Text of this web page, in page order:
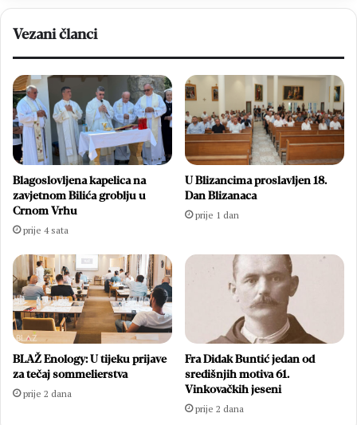
Vezani članci
Blagoslovljena kapelica na
zavjetnom Bilića groblju u
Crnom Vrhu
prije 4 sata
U Blizancima proslavljen 18.
Dan Blizanaca
prije 1 dan
BLAŽ Enology: U tijeku prijave
za tečaj sommelierstva
prije 2 dana
Fra Didak Buntić jedan od
središnjih motiva 61.
Vinkovačkih jeseni
prije 2 dana